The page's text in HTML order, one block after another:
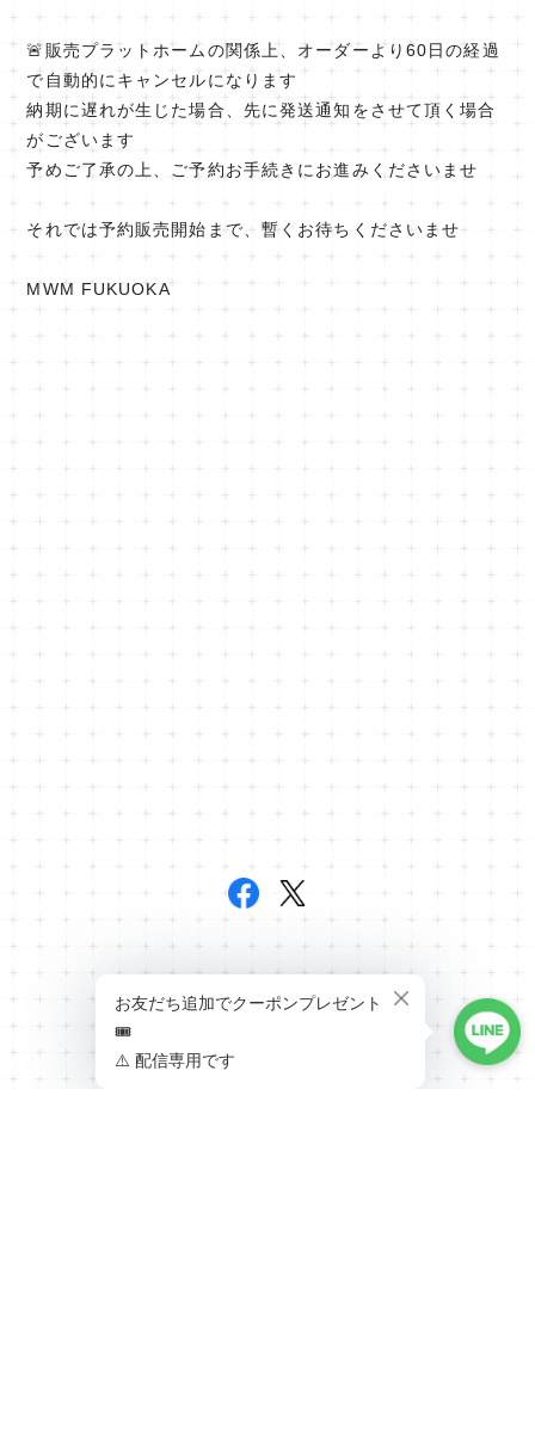
🚨販売プラットホームの関係上、オーダーより60日の経過
で自動的にキャンセルになります
納期に遅れが生じた場合、先に発送通知をさせて頂く場合
がございます
予めご了承の上、ご予約お手続きにお進みくださいませ
それでは予約販売開始まで、暫くお待ちくださいませ
MWM FUKUOKA